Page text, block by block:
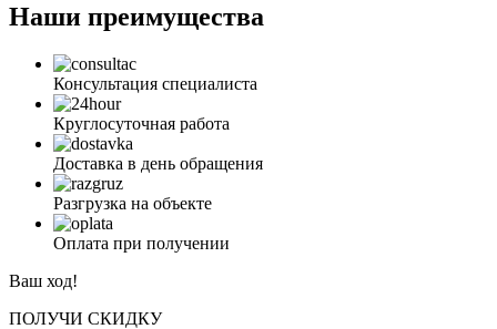
Наши преимущества
Консультация специалиста
Круглосуточная работа
Доставка в день обращения
Разгрузка на объекте
Оплата при получении
Ваш ход!
ПОЛУЧИ СКИДКУ